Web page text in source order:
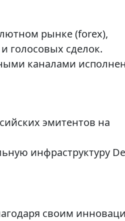
рынке (forex),
голосовых сделок.
каналами
эмитентов на
инфраструктуру
своим